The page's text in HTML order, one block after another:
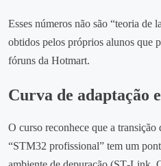
Esses números não são “teoria de
obtidos pelos próprios alunos que
fóruns da Hotmart.
Curva de adaptação
O curso reconhece que a
“STM32 profissional” tem um